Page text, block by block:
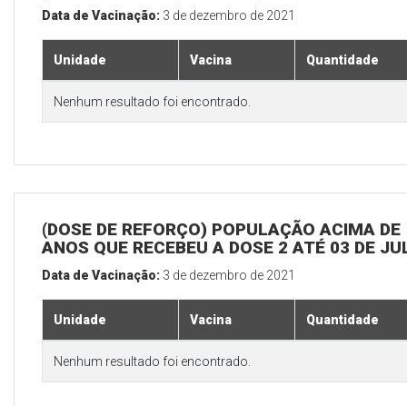
Data de Vacinação: 3 de dezembro de 2021
Unidade Vacina Quantidade
Nenhum resultado foi encontrado.
(DOSE DE REFORÇO) POPULAÇÃO ACIMA DE
ANOS QUE RECEBEU A DOSE 2 ATÉ 03 DE
Data de Vacinação: 3 de dezembro de 2021
Unidade Vacina Quantidade
Nenhum resultado foi encontrado.